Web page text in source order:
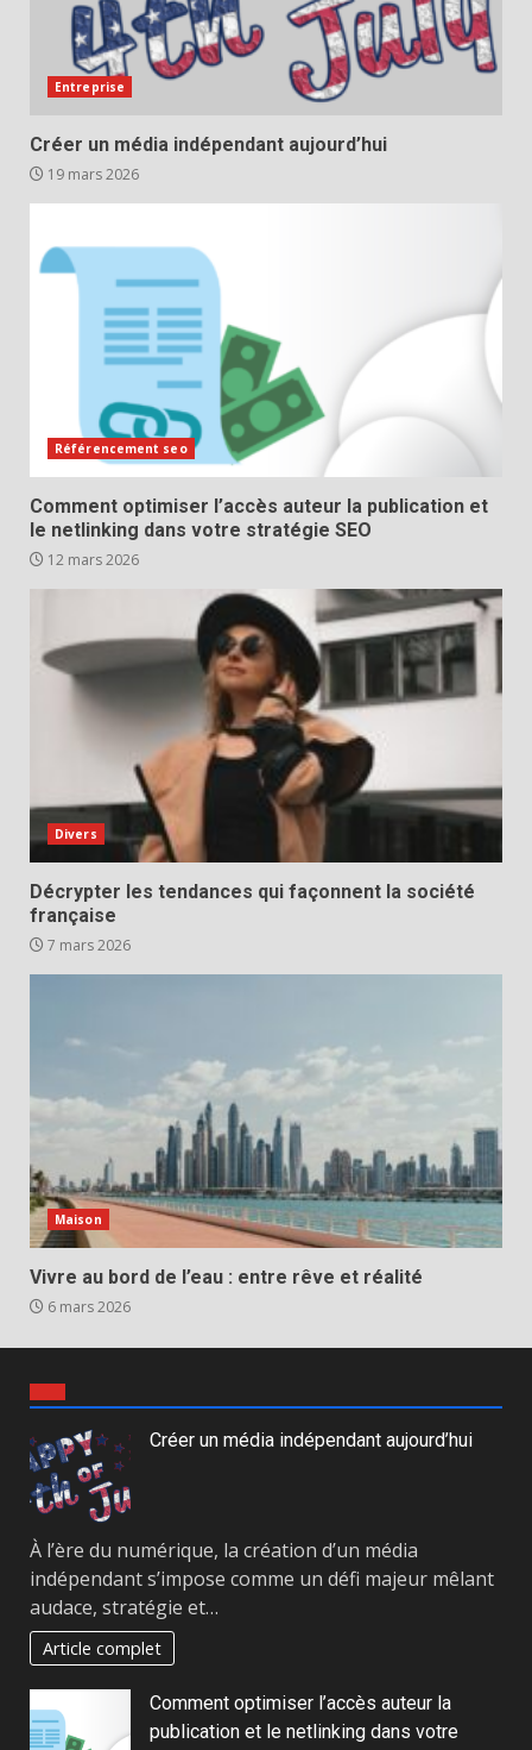
Entreprise
Créer un média indépendant aujourd’hui
19 mars 2026
Référencement seo
Comment optimiser l’accès auteur la publication et
le netlinking dans votre stratégie SEO
12 mars 2026
Divers
Décrypter les tendances qui façonnent la société
française
7 mars 2026
Maison
Vivre au bord de l’eau : entre rêve et réalité
6 mars 2026
Créer un média indépendant aujourd’hui
À l’ère du numérique, la création d’un média
indépendant s’impose comme un défi majeur mêlant
audace, stratégie et…
Article complet
Comment optimiser l’accès auteur la
publication et le netlinking dans votre